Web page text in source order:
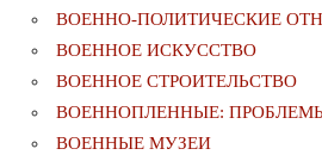
ВОЕННО-ПОЛИТИЧЕСКИE
ВОЕННОЕ ИСКУССТВО
ВОЕННОЕ СТРОИТЕЛЬСТВО
ВОЕННОПЛЕННЫЕ:
ВОЕННЫЕ МУЗЕИ